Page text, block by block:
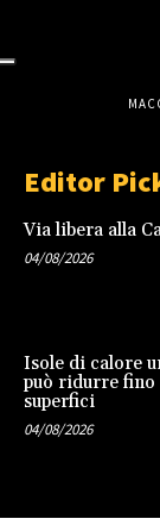
Editor
Via libera alla
04/08/2026
Isole di calore
può ridurre fino
superfici
04/08/2026